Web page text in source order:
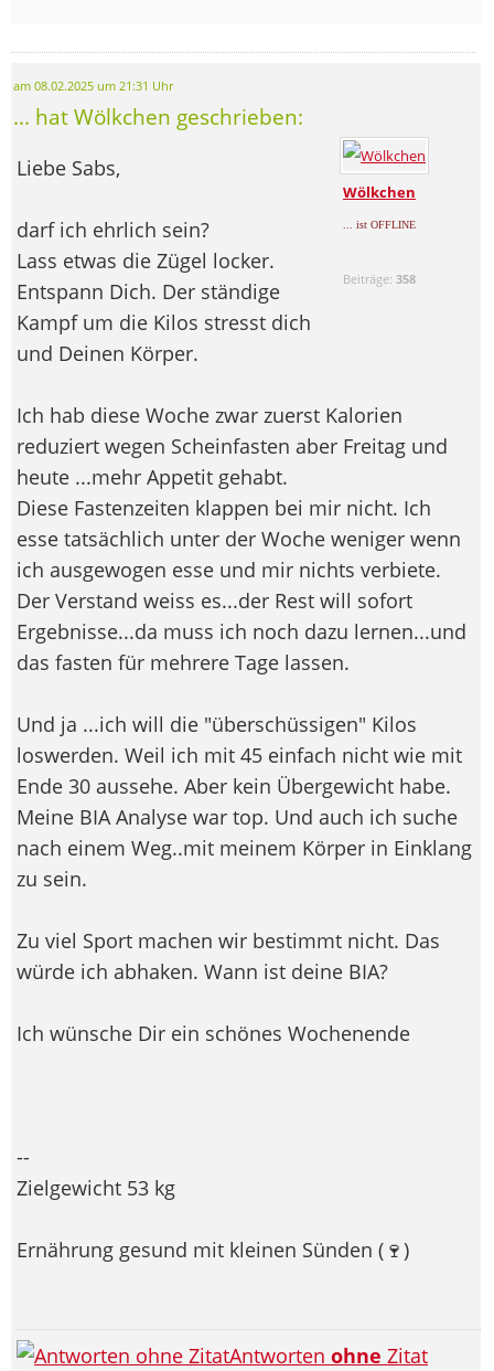
am 08.02.2025 um 21:31 Uhr
... hat Wölkchen geschrieben:
Wölkchen
... ist OFFLINE
Beiträge:358
Liebe Sabs,
darf ich ehrlich sein?
Lass etwas die Zügel locker.
Entspann Dich. Der ständige
Kampf um die Kilos stresst dich
und Deinen Körper.
Ich hab diese Woche zwar zuerst Kalorien
reduziert wegen Scheinfasten aber Freitag und
heute ...mehr Appetit gehabt.
Diese Fastenzeiten klappen bei mir nicht. Ich
esse tatsächlich unter der Woche weniger wenn
ich ausgewogen esse und mir nichts verbiete.
Der Verstand weiss es...der Rest will sofort
Ergebnisse...da muss ich noch dazu lernen...und
das fasten für mehrere Tage lassen.
Und ja ...ich will die "überschüssigen" Kilos
loswerden. Weil ich mit 45 einfach nicht wie mit
Ende 30 aussehe. Aber kein Übergewicht habe.
Meine BIA Analyse war top. Und auch ich suche
nach einem Weg..mit meinem Körper in Einklang
zu sein.
Zu viel Sport machen wir bestimmt nicht. Das
würde ich abhaken. Wann ist deine BIA?
Ich wünsche Dir ein schönes Wochenende
--
Zielgewicht 53 kg
Ernährung gesund mit kleinen Sünden (🍷)
Antworten ohne Zitat